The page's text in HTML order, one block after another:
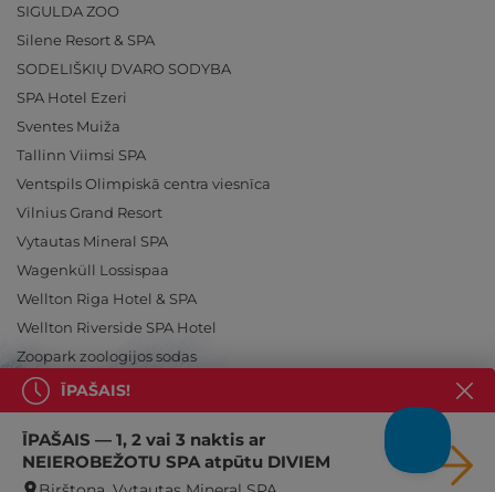
SIGULDA ZOO
Silene Resort & SPA
SODELIŠKIŲ DVARO SODYBA
SPA Hotel Ezeri
Sventes Muiža
Tallinn Viimsi SPA
Ventspils Olimpiskā centra viesnīca
Vilnius Grand Resort
Vytautas Mineral SPA
Wagenküll Lossispaa
Wellton Riga Hotel & SPA
Wellton Riverside SPA Hotel
Zoopark zoologijos sodas
Ieslēdz atpūtu!
ĪPAŠAIS!
ĪPAŠAIS — 1, 2 vai 3 naktis ar
NEIEROBEŽOTU SPA atpūtu DIVIEM